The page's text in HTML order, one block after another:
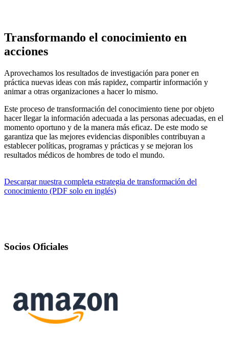
Transformando el conocimiento en
acciones
Aprovechamos los resultados de investigación para poner en
práctica nuevas ideas con más rapidez, compartir información y
animar a otras organizaciones a hacer lo mismo.
Este proceso de transformación del conocimiento tiene por objeto
hacer llegar la información adecuada a las personas adecuadas, en el
momento oportuno y de la manera más eficaz. De este modo se
garantiza que las mejores evidencias disponibles contribuyan a
establecer políticas, programas y prácticas y se mejoran los
resultados médicos de hombres de todo el mundo.
Descargar nuestra completa estrategia de transformación del
conocimiento (PDF solo en inglés)
Socios Oficiales